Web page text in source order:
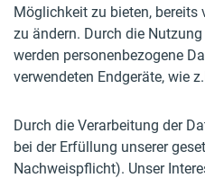
Möglichkeit zu bieten, bereits
zu ändern. Durch die
werden personenbezogene
verwendeten Endgeräte, wie
Durch die Verarbeitung der
bei der Erfüllung unserer
Nachweispflicht). Unser